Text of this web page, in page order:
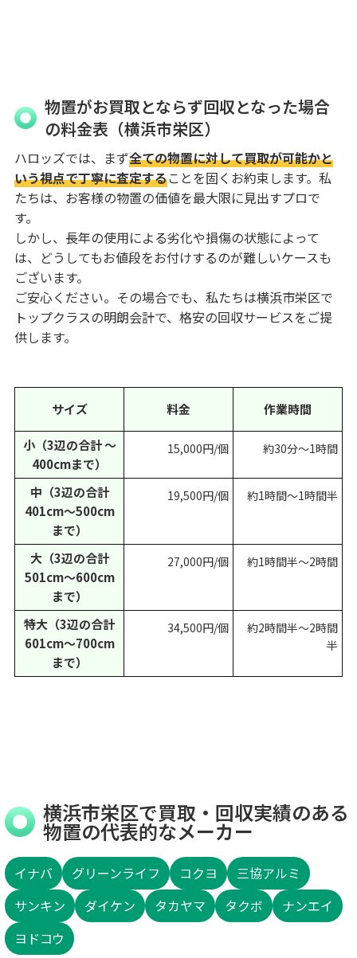
物置がお買取とならず回収となった場合
の料金表（横浜市栄区）
ハロッズでは、まず全ての物置に対して買取が可能かと
いう視点で丁寧に査定することを固くお約束します。私
たちは、お客様の物置の価値を最大限に見出すプロで
す。
しかし、長年の使用による劣化や損傷の状態によって
は、どうしてもお値段をお付けするのが難しいケースも
ございます。
ご安心ください。その場合でも、私たちは横浜市栄区で
トップクラスの明朗会計で、格安の回収サービスをご提
供します。
サイズ 料金 作業時間
小（3辺の合計 ～
400cmまで）
15,000円/個 約30分～1時間
中（3辺の合計
401cm～500cm
まで）
19,500円/個 約1時間～1時間半
大（3辺の合計
501cm～600cm
まで）
27,000円/個 約1時間半～2時間
特大（3辺の合計
601cm～700cm
まで）
34,500円/個
約2時間半～2時間
半
横浜市栄区で買取・回収実績のある
物置の代表的なメーカー
イナバ グリーンライフ コクヨ
三協アルミ
サンキン
ダイケン タカヤマ タクボ
ナンエイ
ヨドコウ